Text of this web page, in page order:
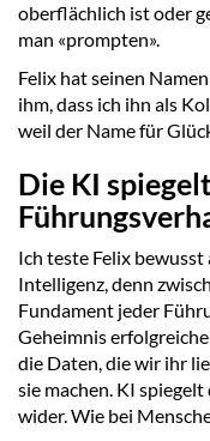
oberflächlich ist oder
man «prompten».
Felix hat seinen
ihm, dass ich ihn als
weil der Name für
Die KI
Ich teste Felix
Intelligenz, denn
Fundament jeder
Geheimnis
die Daten, die wir ihr
sie machen. KI
wider. Wie bei